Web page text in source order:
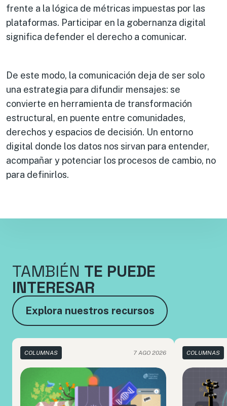
frente a la lógica de métricas impuestas por las
plataformas. Participar en la gobernanza digital
significa defender el derecho a comunicar.
De este modo, la comunicación deja de ser solo
una estrategia para difundir mensajes: se
convierte en herramienta de transformación
estructural, en puente entre comunidades,
derechos y espacios de decisión. Un entorno
digital donde los datos nos sirvan para entender,
acompañar y potenciar los procesos de cambio, no
para definirlos.
TAMBIÉN TE PUEDE
INTERESAR
Explora nuestros recursos
COLUMNAS 7 AGO 2026 COLUMNAS